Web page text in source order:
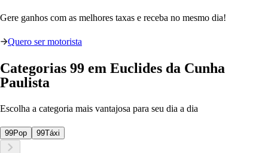
Gere ganhos com as melhores taxas e receba no mesmo dia!
Quero ser motorista
Categorias 99 em Euclides da Cunha
Paulista
Escolha a categoria mais vantajosa para seu dia a dia
99Pop 99Táxi